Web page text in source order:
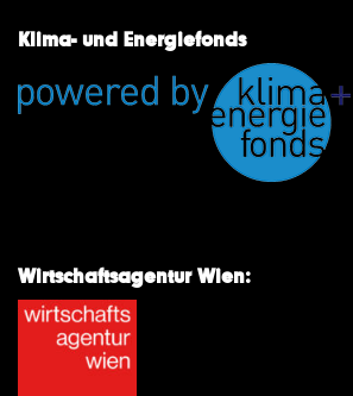
Klima- und Energiefonds
Wirtschaftsagentur Wien: